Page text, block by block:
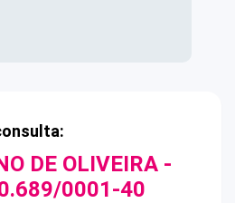
DE OLIVEIRA -
0001-40